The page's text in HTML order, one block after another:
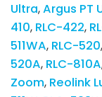
Ultra Argus PT
410 RLC-422
511WA RLC-520
520A RLC-810A
Zoom Reolink